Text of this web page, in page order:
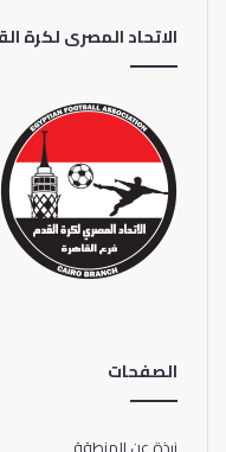
الاتحاد المصرى لكرة
الصفحات